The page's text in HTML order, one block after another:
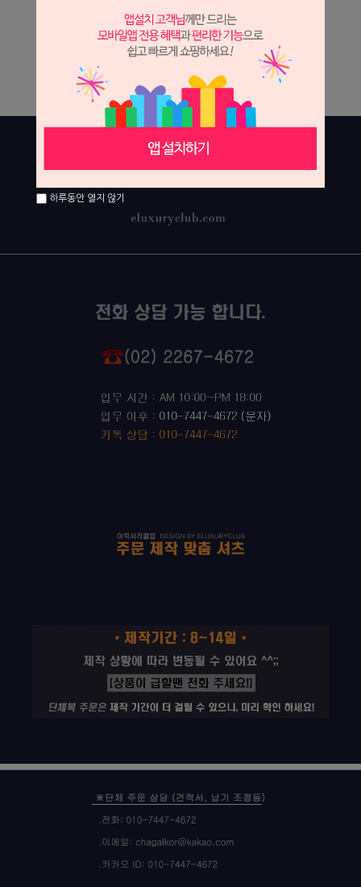
상세정보 새창 열기
상세 정보를 확대해 보실 수 있습니다.
하루동안 열지 않기